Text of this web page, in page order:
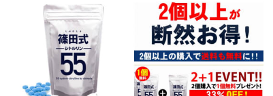
https://fam-
ad.com/ad/p/r?
_site=67781&_article=21914